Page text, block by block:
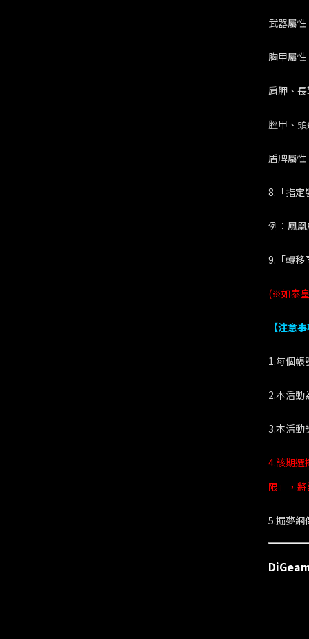
武器屬
胸甲屬
肩胛、
脛甲、
盾牌屬
8.「指定
例：鳳
9.「轉移
(※如泰
【注意
1.每個帳
2.本活動
3.本活動
4.該期選
限」，
5.掘夢網